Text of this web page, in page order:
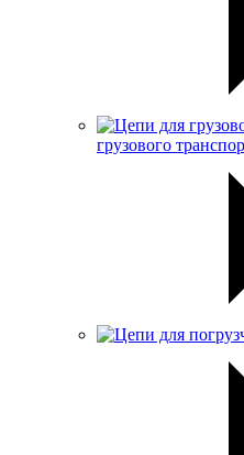
грузового